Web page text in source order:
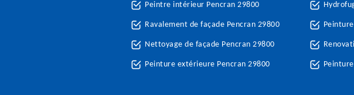
Peintre intérieur Pencran 29800
Ravalement de façade Pencran 29800
Nettoyage de façade Pencran 29800
Peinture extérieure Pencran 29800